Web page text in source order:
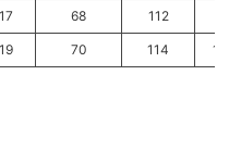
17 68 112
19 70 114 100